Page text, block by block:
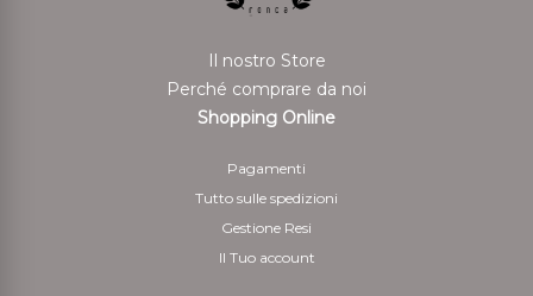
Per il rimborso da effettuarsi tramite bonifico bancario
il Cliente deve indicare anche le coordinate bancarie
necessarie per restituire le somme corrisposte
valore dei beni risultante da una manipolazione diversa
da quella necessaria per stabilire la natura, le
caratteristiche e il funzionamento dei beni
Il nostro Store
Perché comprare da noi
Shopping Online
Pagamenti
Tutto sulle spedizioni
Gestione Resi
Il Tuo account